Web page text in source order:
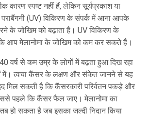
कारण स्पष्ट नहीं हैं, लेकिन सूर्यप्रकाश या
(UV) विकिरण के संपर्क में आना आपके
के जोखिम को बढ़ाता है। UV विकिरण के
आप मेलानोमा के जोखिम को कम कर सकते हैं।
वर्ष से कम उम्र के लोगों में बढ़ता हुआ दिख रहा
में। त्वचा कैंसर के लक्षण और संकेत जानने से यह
मिल सकती है कि कैंसरकारी परिर्वतन पकड़े और
पहले कि कैंसर फैल जाए। मेलानोमा का
हो सकता है जब इसका जल्दी निदान किया